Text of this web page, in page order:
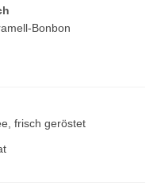
Bonbon
frisch geröstet